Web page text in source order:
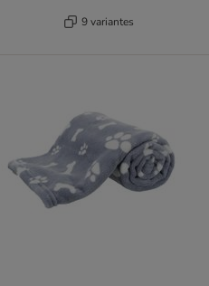
9 variantes